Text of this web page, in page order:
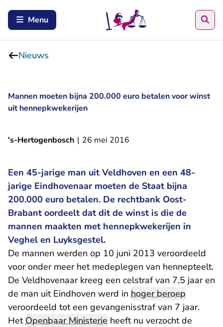
Menu
Nieuws
Mannen moeten bijna 200.000 euro betalen voor winst
uit hennepkwekerijen
's-Hertogenbosch | 26 mei 2016
Een 45-jarige man uit Veldhoven en een 48-
jarige Eindhovenaar moeten de Staat bijna
200.000 euro betalen. De rechtbank Oost-
Brabant oordeelt dat dit de winst is die de
mannen maakten met hennepkwekerijen in
Veghel en Luyksgestel.
De mannen werden op 10 juni 2013 veroordeeld
voor onder meer het medeplegen van hennepteelt.
De Veldhovenaar kreeg een celstraf van 7,5 jaar- U
en
de man uit Eindhoven werd in hoger beroep
veroordeeld toteen gevangenisstraf van 7 jaar- U
.
HetOpenbaar Ministerie heeft nu verzocht de